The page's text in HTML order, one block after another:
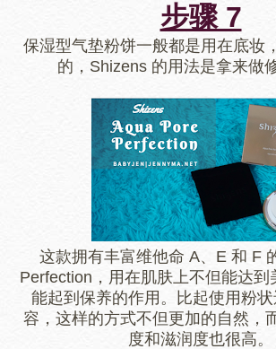
步骤 7
保湿型气垫粉饼一般都是用在底妆
的，Shizens 的用法是拿来做
这款拥有丰富维他命 A、E 和 F
Perfection，用在肌肤上不但能达到
能起到保养的作用。比起使用粉
容，这样的方式不但更加的自然，
度和滋润度也很高。